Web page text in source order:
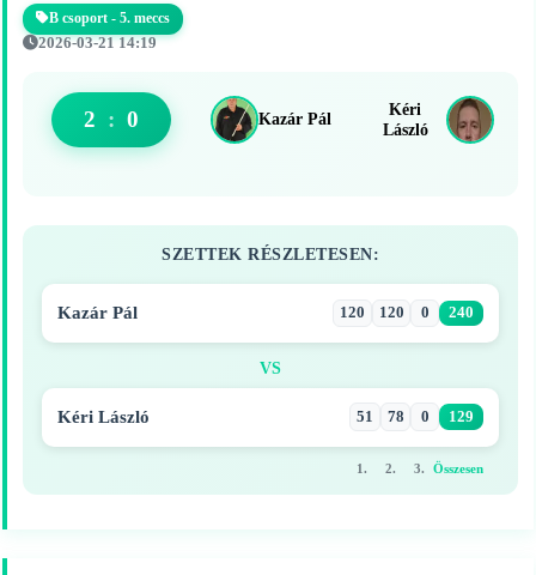
B csoport - 5. meccs
2026-03-21 14:19
Kazár Pál
2 : 0
Kéri
László
SZETTEK RÉSZLETESEN:
Kazár Pál 120 120 0 240
VS
Kéri László 51 78 0 129
1. 2. 3. Összesen